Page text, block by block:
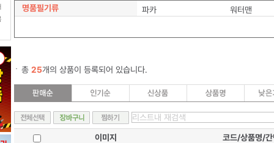
명품필기류 파카 워터맨
총 25개의 상품이 등록되어 있습니다.
이미지 코드/상품명/간